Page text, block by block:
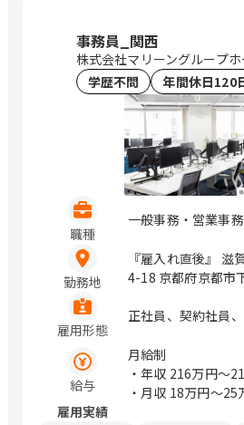
ルライフ1階北号
穂通2-3-20 鹿児島
目4番7号 ※転居を伴う転勤なし。 ※原
則マイカー通勤不
台公園、山形、郡
橋、浦和、熊谷、
橋、流山おおたか
参道、立川、みな
堂、新潟、金沢、
岡、栄、豊橋、岡
阪大前、枚方市、
松口、乃木、北長
ケ浜、綾羅木、新
成、延岡、宮崎、
1-1 沖縄県島尻郡
縄県沖縄市美原1-
口、加古川、備前
府、三条、新居浜
城、次郎丸、佐賀
光の森、南熊本、
事務員_関西
株式会社マリーングループ
学歴不問
年間休日120
職種
一般事務・営業事務
勤務地
『雇入れ直後』 滋
4-18 京都府京都市
古市3丁目23-23 兵
雇用形態
正社員、契約社員
給与
月給制
・年収 216万円〜
・月収 18万円〜25
雇用実績